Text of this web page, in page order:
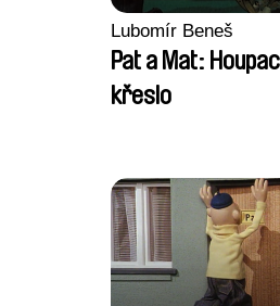
Lubomír Beneš
Pat a Mat:
křeslo